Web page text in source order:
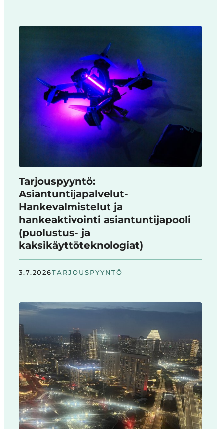
Tarjouspyyntö:
Asiantuntijapalvelut-
Hankevalmistelut ja
hankeaktivointi asiantuntijapooli
(puolustus- ja
kaksikäyttöteknologiat)
3.7.2026TARJOUSPYYNTÖ